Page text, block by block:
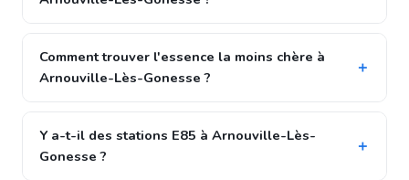
Comment trouver l'essence la moins chère à
Arnouville-Lès-Gonesse ?
Y a-t-il des stations E85 à Arnouville-Lès-
Gonesse ?